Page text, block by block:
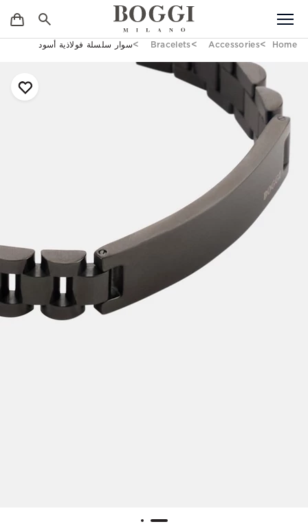
Home
Accessories
Bracelets سوار سلسلة فولاذية أسود